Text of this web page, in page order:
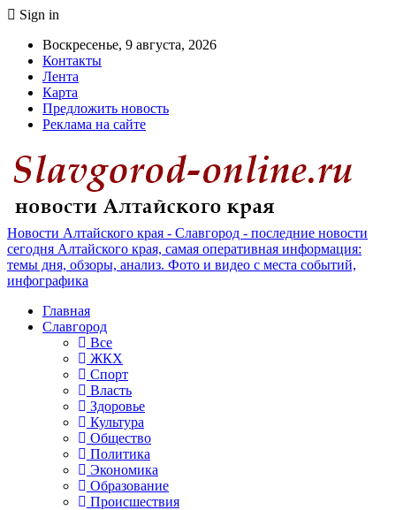
Sign in
Воскресенье, 9 августа, 2026
Контакты
Лента
Карта
Предложить новость
Реклама на сайте
Новости Алтайского края - Славгород - последние новости
сегодня Алтайского края, самая оперативная информация:
темы дня, обзоры, анализ. Фото и видео с места событий,
инфографика
Главная
Славгород
Все
ЖКХ
Спорт
Власть
Здоровье
Культура
Общество
Политика
Экономика
Образование
Происшествия